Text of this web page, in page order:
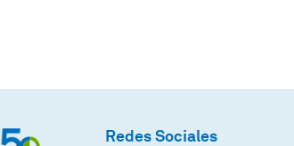
Redes Sociales